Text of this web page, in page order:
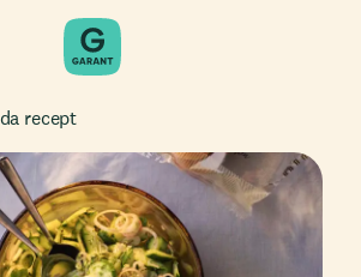
recept